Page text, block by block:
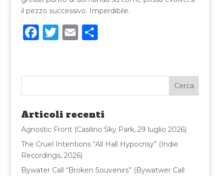
il pezzo successivo. Imperdibile.
F
e
b
o
o
k
T
te
r
E
l
C
di
vi
di
Articoli recenti
Agnostic Front (Casilino Sky Park, 29 luglio 2026)
The Cruel Intentions “All Hall Hypocrisy” (Indie
Recordings, 2026)
Bywater Call “Broken Souvenirs” (Bywatwer Call